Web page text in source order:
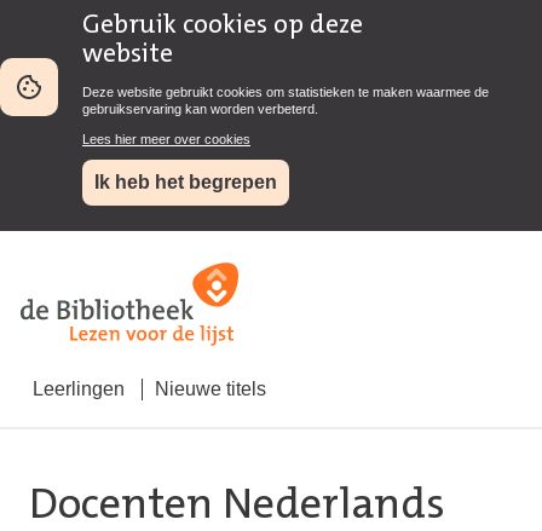
Gebruik cookies op deze
website
Deze website gebruikt cookies om statistieken te maken waarmee de
gebruikservaring kan worden verbeterd.
Lees hier meer over cookies
Ik heb het begrepen
Leerlingen Nieuwe titels
Docenten Nederlands